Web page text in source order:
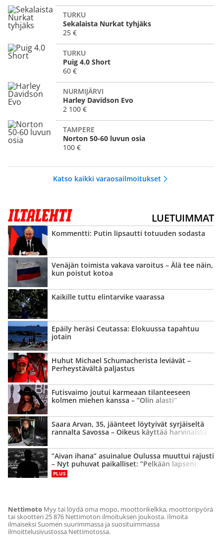
TURKU
Sekalaista Nurkat tyhjäks
25 €
TURKU
Puig 4.0 Short
60 €
NURMIJÄRVI
Harley Davidson Evo
2 100 €
TAMPERE
Norton 50-60 luvun osia
100 €
Katso kaikki varaosailmoitukset
LUETUIMMAT
Kommentti: Putin lipsautti totuuden sodasta
Venäjän toimista vakava varoitus – Älä tee näin,
kun poistut kotoa
Kaikille tuttu elintarvike vaarassa
Epäily heräsi Ceutassa: Elokuussa tapahtuu
jotain
Huhut Michael Schumacherista leviävät –
Perheystävältä paljastus
Futisvaimo joutui karmeaan tilanteeseen
kolmen miehen kanssa – ”Olin alasti”
Saara Arvan, 35, jäänteet löytyivät syrjäiseltä
rannalta Savossa – Oikeus käyttää harvinaista
”Aivan ihana” asuinalue Oulussa muuttui rajusti
– Nyt puhuvat paikalliset: ”Pelkään lapseni
puolesta”
PLUS
NettimotoMyy tai löydä oma mopo, moottorikelkka, moottoripyörä
tai skootteri 25 876 Nettimoton ilmoituksen joukosta. Ilmoita
ilmaiseksi Suomen suurimmassa ja suosituimmassa
ilmoittelusivustossa Nettimotossa.